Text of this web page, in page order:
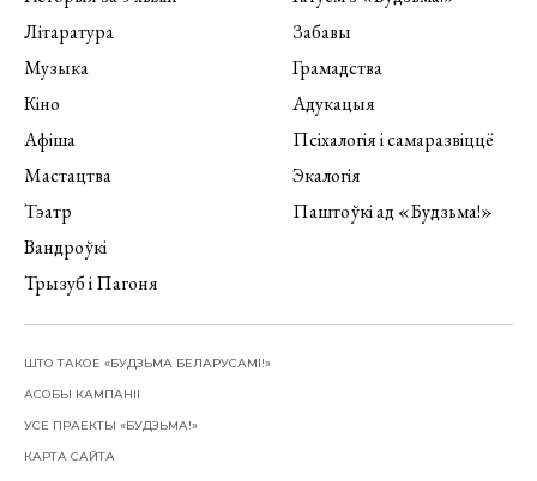
Літаратура
Музыка
Кіно
Афіша
Мастацтва
Тэатр
Вандроўкі
Трызуб і Пагоня
Забавы
Грамадства
Адукацыя
Псіхалогія і самаразвіццё
Экалогія
Паштоўкі ад «Будзьма!»
ШТО ТАКОЕ «БУДЗЬМА БЕЛАРУСАМІ!»
АСОБЫ КАМПАНІІ
УСЕ ПРАЕКТЫ «БУДЗЬМА!»
КАРТА САЙТА